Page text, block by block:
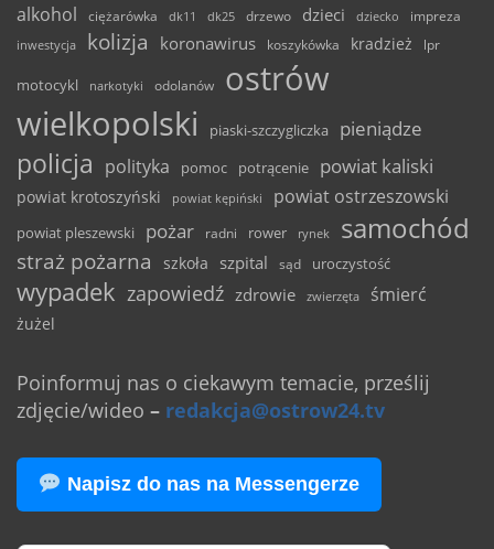
alkohol ciężarówka dk11 dk25 drzewo dzieci dziecko
impreza
inwestycja
kolizja koronawirus koszykówka kradzież lpr
motocykl narkotyki odolanów
ostrów
wielkopolski
piaski-szczygliczka pieniądze
policja polityka pomoc potrącenie powiat kaliski
powiat krotoszyński powiat kępiński powiat ostrzeszowski
powiat pleszewski pożar radni rower rynek samochód
straż pożarna szkoła szpital sąd uroczystość
wypadek zapowiedź zdrowie zwierzęta śmierć
żużel
Poinformuj nas o ciekawym temacie, prześlij
zdjęcie/wideo – redakcja@ostrow24.tv
Napisz do nas na Messengerze